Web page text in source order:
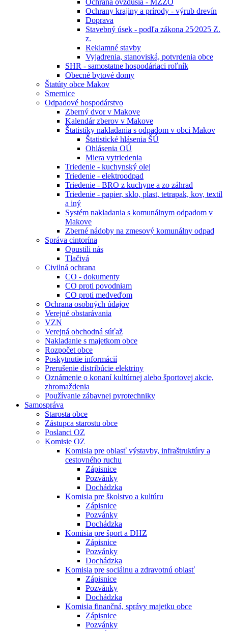
Ochrana ovzdušia - MZZO
Ochrany krajiny a prírody - výrub drevín
Doprava
Stavebný úsek - podľa zákona 25⁄2025 Z.
z.
Reklamné stavby
Vyjadrenia, stanoviská, potvrdenia obce
SHR - samostatne hospodáriaci roľník
Obecné bytové domy
Štatúty obce Makov
Smernice
Odpadové hospodárstvo
Zberný dvor v Makove
Kalendár zberov v Makove
Štatistiky nakladania s odpadom v obci Makov
Štatistické hlásenia ŠÚ
Ohlásenia OÚ
Miera vytriedenia
Triedenie - kuchynský olej
Triedenie - elektroodpad
Triedenie - BRO z kuchyne a zo záhrad
Triedenie - papier, sklo, plast, tetrapak, kov, textil
a iný
Systém nakladania s komunálnym odpadom v
Makove
Zberné nádoby na zmesový komunálny odpad
Správa cintorína
Opustili nás
Tlačivá
Civilná ochrana
CO - dokumenty
CO proti povodniam
CO proti medveďom
Ochrana osobných údajov
Verejné obstarávania
VZN
Verejná obchodná súťaž
Nakladanie s majetkom obce
Rozpočet obce
Poskytnutie informácií
Prerušenie distribúcie elektriny
Oznámenie o konaní kultúrnej alebo športovej akcie,
zhromaždenia
Používanie zábavnej pyrotechniky
Samospráva
Starosta obce
Zástupca starostu obce
Poslanci OZ
Komisie OZ
Komisia pre oblasť výstavby, infraštruktúry a
cestovného ruchu
Zápisnice
Pozvánky
Dochádzka
Komisia pre školstvo a kultúru
Zápisnice
Pozvánky
Dochádzka
Komisia pre šport a DHZ
Zápisnice
Pozvánky
Dochádzka
Komisia pre sociálnu a zdravotnú oblasť
Zápisnice
Pozvánky
Dochádzka
Komisia finančná, správy majetku obce
Zápisnice
Pozvánky